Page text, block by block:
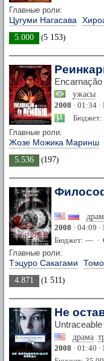
Главные роли:
Цугуми Нагасава
5.000 (5 153)
ужасы
2008 · 01:34
Главные роли:
Жозе Можика Маринш
5.536 (197)
2008 · 04:09
Бюджет: — ·
Главные роли:
Тэцуро Сакагами
4.871 (1 511)
Не
Untraceable
драма
2008 · 01:40